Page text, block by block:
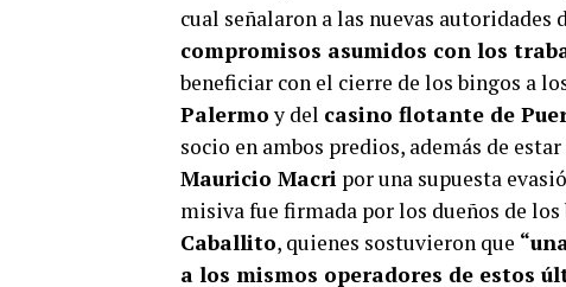
cual señalaron a las nuevas autoridades
compromisos asumidos con los
beneficiar con el cierre de los bingos a
Palermoy del casino flotante de
socio en ambos predios, además de
Mauricio Macri por una supuesta
misiva fue firmada por los dueños de los
Caballito, quienes sostuvieron que
a los mismos operadores de estos